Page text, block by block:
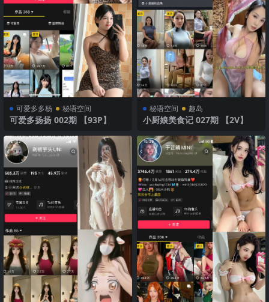
可爱多多杨 秘语空间
可爱多扬扬 002期 【93P】
秘语空间 趣岛
小厨娘美食记 027期 【2V】